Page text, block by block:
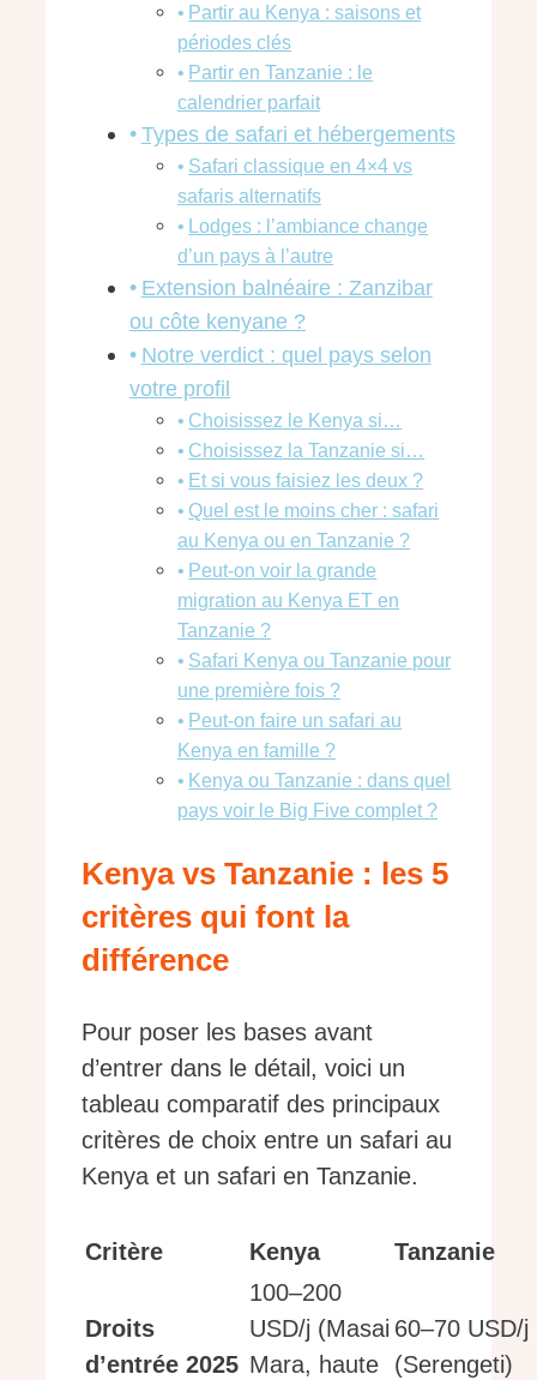
Partir au Kenya : saisons et
périodes clés
Partir en Tanzanie : le
calendrier parfait
Types de safari et hébergements
Safari classique en 4×4 vs
safaris alternatifs
Lodges : l’ambiance change
d’un pays à l’autre
Extension balnéaire : Zanzibar
ou côte kenyane ?
Notre verdict : quel pays selon
votre profil
Choisissez le Kenya si…
Choisissez la Tanzanie si…
Et si vous faisiez les deux ?
Quel est le moins cher : safari
au Kenya ou en Tanzanie ?
Peut-on voir la grande
migration au Kenya ET en
Tanzanie ?
Safari Kenya ou Tanzanie pour
une première fois ?
Peut-on faire un safari au
Kenya en famille ?
Kenya ou Tanzanie : dans quel
pays voir le Big Five complet ?
Kenya vs Tanzanie : les 5
critères qui font la
différence
Pour poser les bases avant
d’entrer dans le détail, voici un
tableau comparatif des principaux
critères de choix entre un safari au
Kenya et un safari en Tanzanie.
Critère Kenya Tanzanie
Droits
d’entrée 2025
100–200
USD/j (Masai
Mara, haute
60–70 USD/j
(Serengeti)